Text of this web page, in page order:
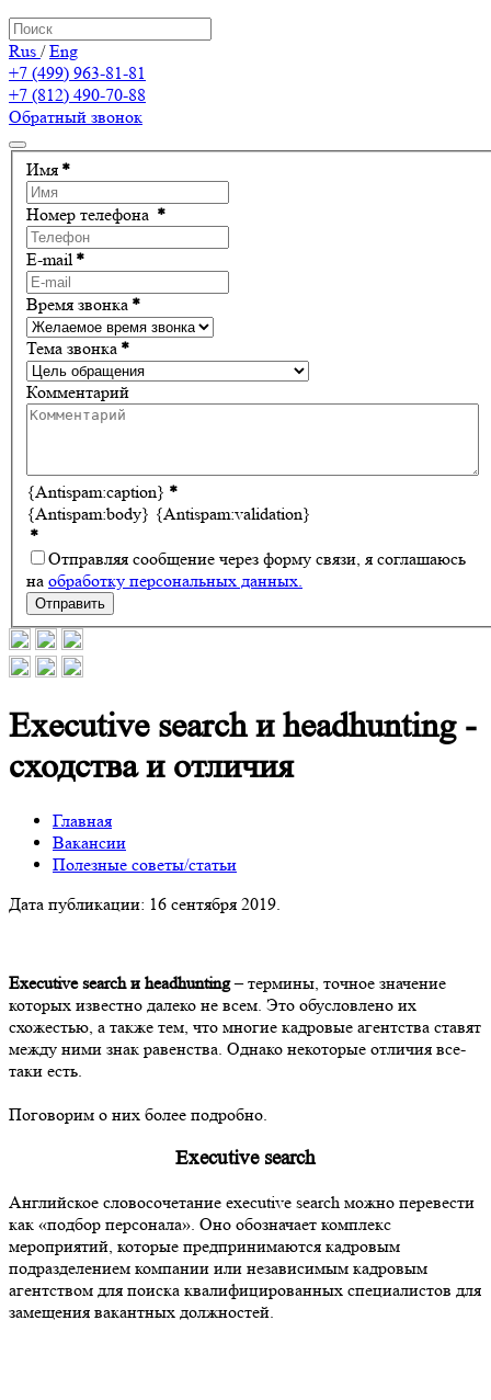
Rus /Eng
+7 (499) 963-81-81
+7 (812) 490-70-88
Обратный звонок
Имя *
Номер телефона *
E-mail *
Время звонка *
Тема звонка *
Комментарий
{Antispam:caption} *
{Antispam:body} {Antispam:validation}
*
Отправляя сообщение через форму связи, я соглашаюсь
на обработку персональных данных.
Отправить
Executive search и headhunting -
сходства и отличия
Главная
Вакансии
Полезные советы/статьи
Дата публикации: 16 сентября 2019.
Executive search и headhunting– термины, точное значение
которых известно далеко не всем. Это обусловлено их
схожестью, а также тем, что многие кадровые агентства ставят
между ними знак равенства. Однако некоторые отличия все-
таки есть.
Поговорим о них более подробно.
Executive search
Английское словосочетание executive search можно перевести
как «подбор персонала». Оно обозначает комплекс
мероприятий, которые предпринимаются кадровым
подразделением компании или независимым кадровым
агентством для поиска квалифицированных специалистов для
замещения вакантных должностей.